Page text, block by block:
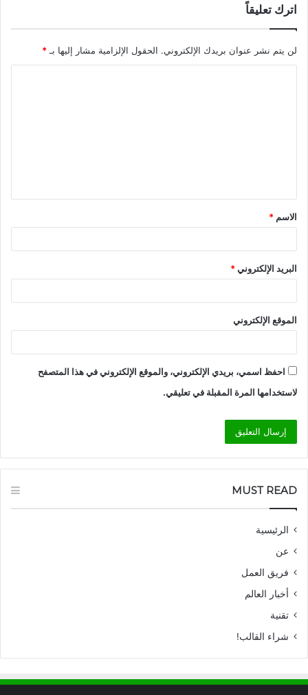
اترك تعليقاً
لن يتم نشر عنوان بريدك الإلكتروني. الحقول الإلزامية مشار إليها بـ*
ق
*
الاسم *
البريد الإلكتروني*
الموقع الإلكتروني
احفظ اسمي، بريدي الإلكتروني، والموقع الإلكتروني في هذا المتصفح
لاستخدامها المرة المقبلة في تعليقي.
MUST READ
الرئيسية
عن
فريق العمل
أخبار العالم
تقنية
شراء القالب!